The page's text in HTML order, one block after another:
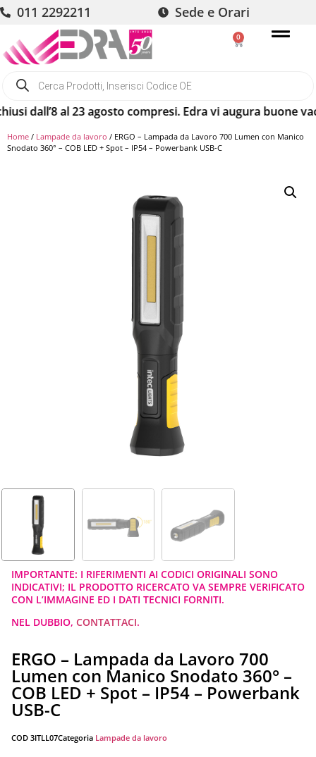
011 2292211 Sede e Orari
0
dall’8 al 23 agosto compresi. Edra vi augura buone
Home / Lampade da lavoro / ERGO – Lampada da Lavoro 700 Lumen con Manico
Snodato 360° – COB LED + Spot – IP54 – Powerbank USB-C
IMPORTANTE: I RIFERIMENTI AI CODICI ORIGINALI SONO
INDICATIVI; IL PRODOTTO RICERCATO VA SEMPRE VERIFICATO
CON L’IMMAGINE ED I DATI TECNICI FORNITI.
NEL DUBBIO, CONTATTACI.
ERGO – Lampada da Lavoro 700
Lumen con Manico Snodato 360° –
COB LED + Spot – IP54 – Powerbank
USB-C
COD 3ITLL07Categoria Lampade da lavoro